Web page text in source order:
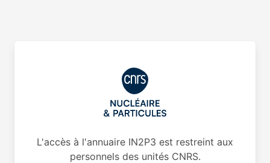
L'accès à l'annuaire IN2P3 est restreint aux
personnels des unités CNRS.